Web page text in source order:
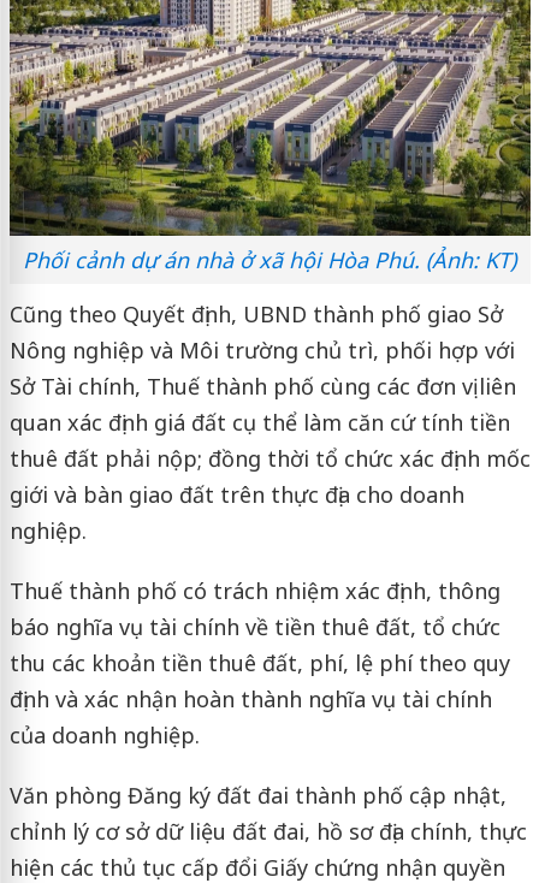
Phối cảnh dự án nhà ở xã hội Hòa Phú. (Ảnh: KT)
Cũng theo Quyết định, UBND thành phố giao Sở
Nông nghiệp và Môi trường chủ trì, phối hợp với
Sở Tài chính, Thuế thành phố cùng các đơn vị liên
quan xác định giá đất cụ thể làm căn cứ tính tiền
thuê đất phải nộp; đồng thời tổ chức xác định mốc
giới và bàn giao đất trên thực địa cho doanh
nghiệp.
Thuế thành phố có trách nhiệm xác định, thông
báo nghĩa vụ tài chính về tiền thuê đất, tổ chức
thu các khoản tiền thuê đất, phí, lệ phí theo quy
định và xác nhận hoàn thành nghĩa vụ tài chính
của doanh nghiệp.
Văn phòng Đăng ký đất đai thành phố cập nhật,
chỉnh lý cơ sở dữ liệu đất đai, hồ sơ địa chính, thực
hiện các thủ tục cấp đổi Giấy chứng nhận quyền